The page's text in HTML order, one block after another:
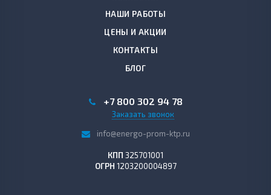
НАШИ РАБОТЫ
ЦЕНЫ И АКЦИИ
КОНТАКТЫ
БЛОГ
+7 800 302 94 78
Заказать звонок
info@energo-prom-ktp.ru
КПП 325701001
ОГРН 1203200004897